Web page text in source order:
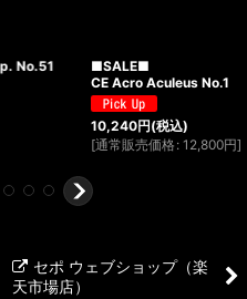
■SALE■
CE Acro Aculeus No.1
(税込)
: 12,800円]
セポ ウェブショップ（楽
天市場店）